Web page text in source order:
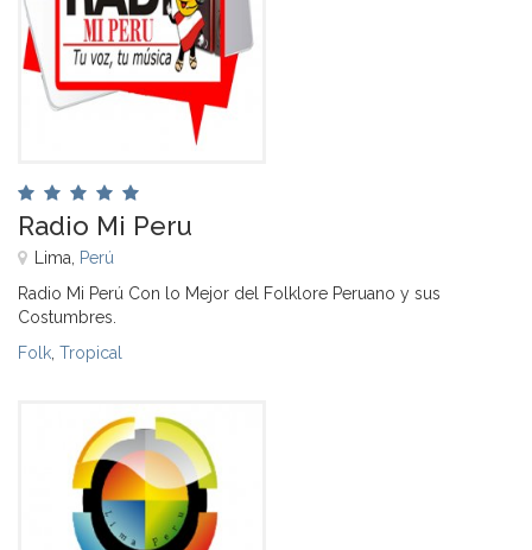
Radio Mi Peru
Lima, Perú
Radio Mi Perú Con lo Mejor del Folklore Peruano y sus
Costumbres.
Folk Tropical